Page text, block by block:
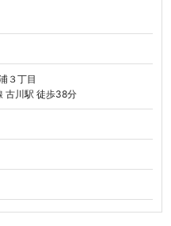
３丁目
古川駅 徒歩38分